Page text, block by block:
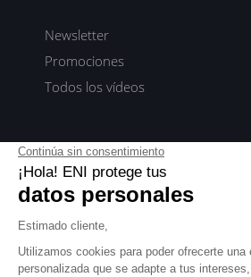
Newsletter
Promociones
Todos los vídeos
ENI elearning
E-formaciones en 5 idiomas
ES FR
PROFESIONALES